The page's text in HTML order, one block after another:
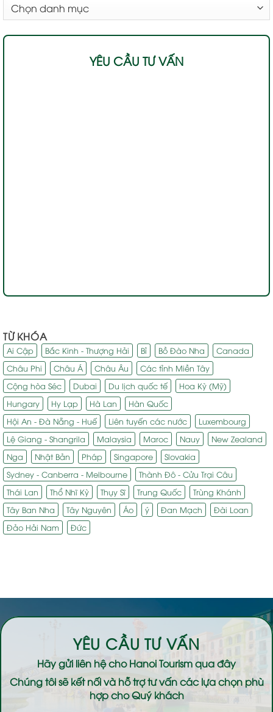
MỤC
YÊU CẦU TƯ VẤN
TỪ KHÓA
Ai Cập Bắc Kinh - Thượng Hải Bỉ Bồ Đào Nha
Canada
Châu Phi
Châu Á Châu Âu
Các tỉnh Miền Tây
Cộng hòa Séc
Dubai Du lịch quốc tế
Hoa Kỳ (Mỹ)
Hungary
Hy Lạp Hà Lan
Hàn Quốc
Hội An - Đà Nẵng - Huế
Liên tuyến các nước
Luxembourg
Lệ Giang - Shangrila
Malaysia Maroc Nauy
New Zealand
Nga
Nhật Bản Pháp Singapore
Slovakia
Sydney - Canberra - Melbourne
Thành Đô - Cửu Trại Câu
Thái Lan
Thổ Nhĩ Kỳ Thụy Sĩ Trung Quốc
Trùng Khánh
Tây Ban Nha
Tây Nguyên Áo ý Đan Mạch
Đài Loan
Đảo Hải Nam
Đức
YÊU CẦU TƯ VẤN
Hãy gửi liên hệ choHanoi Tourismqua đây
Chúng tôi sẽ kết nối và hỗ trợ tư vấn các lựa chọn phù
hợp cho Quý khách